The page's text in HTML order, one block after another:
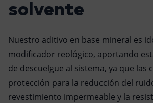
solvente
Nuestro aditivo en base mineral es
modificador reológico, aportando
de descuelgue al sistema, ya que las
protección para la reducción del
revestimiento impermeable y la